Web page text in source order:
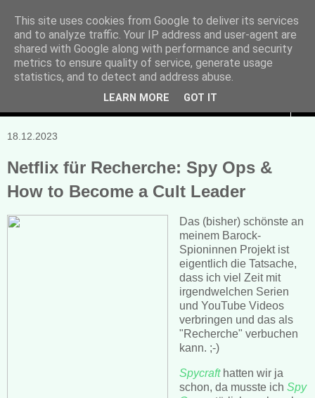
Manuela Sonntag
Bücher, Blogs & mehr
18.12.2023
Netflix für Recherche: Spy Ops &
How to Become a Cult Leader
Das (bisher) schönste an
meinem Barock-
Spioninnen Projekt ist
eigentlich die Tatsache,
dass ich viel Zeit mit
irgendwelchen Serien
und YouTube Videos
verbringen und das als
"Recherche" verbuchen
kann. ;-)
Spycraft hatten wir ja
schon, da musste ich Spy
This site uses cookies from Google to deliver its services
and to analyze traffic. Your IP address and user-agent are
shared with Google along with performance and security
metrics to ensure quality of service, generate usage
statistics, and to detect and address abuse.
LEARN MORE GOT IT